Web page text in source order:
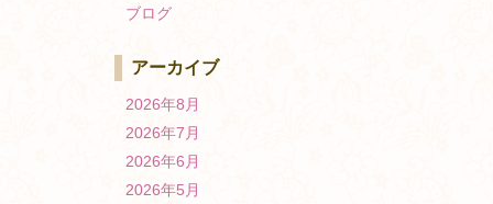
ブログ
アーカイブ
2026年8月
2026年7月
2026年6月
2026年5月